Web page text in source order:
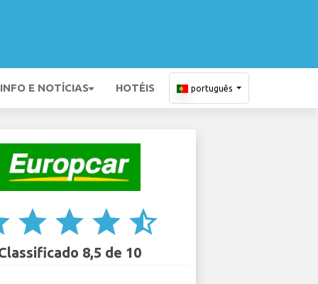
INFO E NOTÍCIAS HOTÉIS português
star star star star_half
8,5 de 10